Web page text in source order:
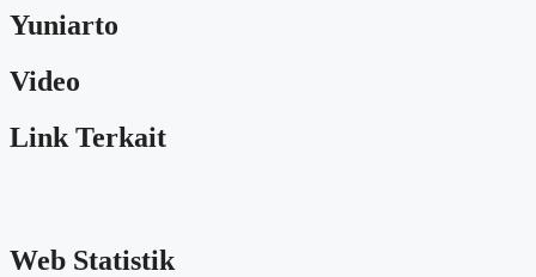
Yuniarto
Video
Link Terkait
Web Statistik